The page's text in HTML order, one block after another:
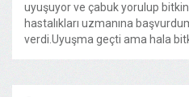
uyuşuyor ve çabuk yorulup
hastalıkları uzmanına
verdi.Uyuşma geçti ama hala